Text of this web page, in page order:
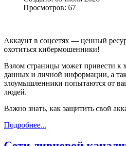
Просмотров: 67
Аккаунт в соцсетях — ценный
охотиться кибермошенники!
Взлом страницы может привести
данных и личной информации, а
злоумышленники попытаются от
людей.
Важно знать, как защитить свой
Подробнее...